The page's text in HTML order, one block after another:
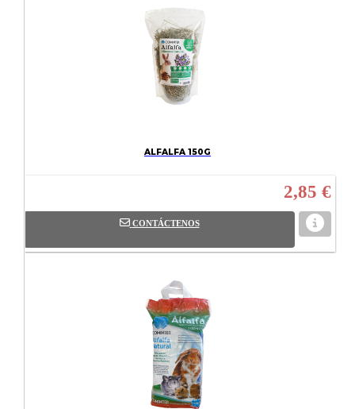
ALFALFA 150G
2,85 €
CONTÁCTENOS